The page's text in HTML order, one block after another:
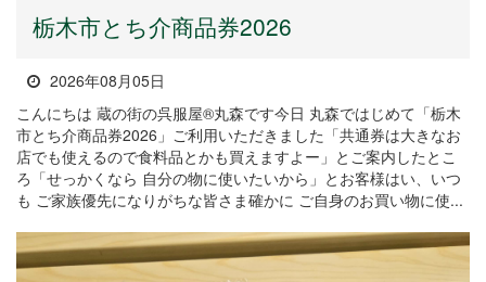
栃木市とち介商品券2026
2026年08月05日
こんにちは 蔵の街の呉服屋®丸森です今日 丸森ではじめて「栃木
市とち介商品券2026」ご利用いただきました「共通券は大きなお
店でも使えるので食料品とかも買えますよー」とご案内したとこ
ろ「せっかくなら 自分の物に使いたいから」とお客様はい、いつ
も ご家族優先になりがちな皆さま確かに ご自身のお買い物に使...